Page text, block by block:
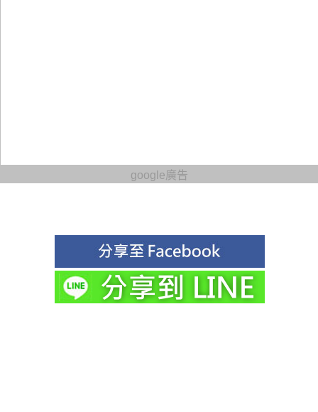
google廣告